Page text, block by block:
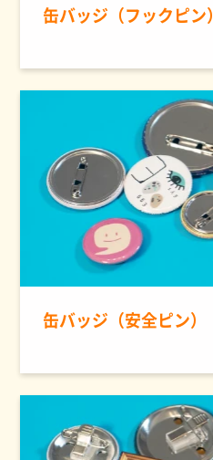
缶バッジ（フックピン）
缶バッジ（安全ピン）